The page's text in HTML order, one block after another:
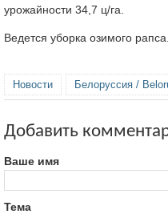
урожайности 34,7 ц/га.
Ведется уборка озимого
Новости Белоруссия /
Добавить
Ваше имя
Тема